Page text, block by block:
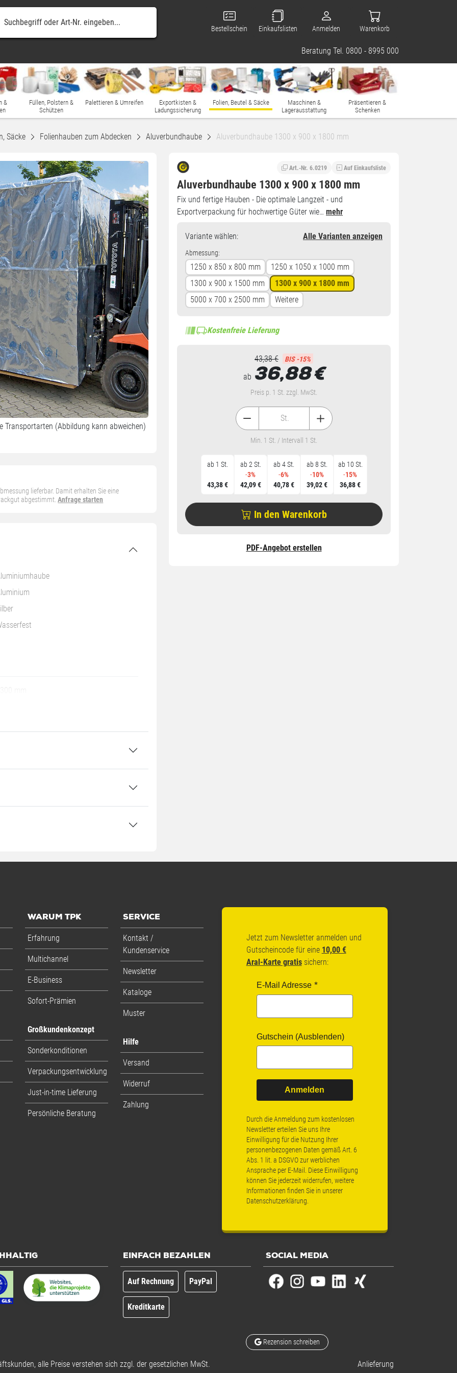
Bestellschein Einkaufslisten Anmelden Warenkorb
Beratung Tel. 0800 - 8995 000
&
Füllen, Polstern &
Schützen
Palettieren & Umreifen
Exportkisten &
Ladungssicherung
Folien, Beutel & Säcke
Maschinen &
Lagerausstattung
Präsentieren &
Schenken
Säcke Folienhauben zum Abdecken Aluverbundhaube Aluverbundhaube 1300 x 900 x 1800 mm
Transportarten (Abbildung kann abweichen)
lieferbar. Damit erhalten Sie eine
abgestimmt.Anfrage starten
- 60 °C
Art.-Nr. 6.0219 Auf Einkaufsliste
Aluverbundhaube 1300 x 900 x 1800 mm
Fix und fertige Hauben - Die optimale Langzeit - und
Exportverpackung für hochwertige Güter wie… mehr
Variante wählen: Alle Varianten anzeigen
Abmessung:
1250 x 850 x 800 mm
1250 x 1050 x 1000 mm
1300 x 900 x 1500 mm
1300 x 900 x 1800 mm
5000 x 700 x 2500 mm
Weitere
Kostenfreie Lieferung
43,38 € BIS -15%
ab 36,88€
Preis p. 1 St. zzgl. MwSt.
ab 1 St.
43,38 €
ab 2 St.
-3%
42,09 €
ab 4 St.
-6%
40,78 €
ab 8 St.
-10%
39,02 €
ab 10 St.
-15%
36,88 €
St.
Min. 1 St. / Intervall 1 St.
In den Warenkorb
PDF-Angebot erstellen
WARUM TPK
Erfahrung
Multichannel
E-Business
Sofort-Prämien
Großkundenkonzept
Sonderkonditionen
Verpackungsentwicklung
Just-in-time Lieferung
Persönliche Beratung
SERVICE
Kontakt /
Kundenservice
Newsletter
Kataloge
Muster
Hilfe
Versand
Widerruf
Zahlung
Jetzt zum Newsletter anmelden und
Gutscheincode für eine 10,00 €
Aral-Karte gratissichern:
E-Mail Adresse
Gutschein (Ausblenden)
Anmelden
Durch die Anmeldung zum kostenlosen
Newsletter erteilen Sie uns Ihre
Einwilligung für die Nutzung Ihrer
personenbezogenen Daten gemäß Art. 6
Abs. 1 lit. a DSGVO zur werblichen
Ansprache per E-Mail. Diese Einwilligung
können Sie jederzeit widerrufen, weitere
Informationen finden Sie in unserer
Datenschutzerklärung
EINFACH BEZAHLEN
Auf Rechnung PayPal
Kreditkarte
SOCIAL MEDIA
Rezension schreiben
alle Preise verstehen sich zzgl. der gesetzlichen MwSt. Anlieferung